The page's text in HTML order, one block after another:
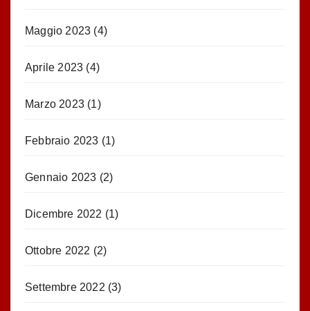
Maggio 2023 (4)
Aprile 2023 (4)
Marzo 2023 (1)
Febbraio 2023 (1)
Gennaio 2023 (2)
Dicembre 2022 (1)
Ottobre 2022 (2)
Settembre 2022 (3)